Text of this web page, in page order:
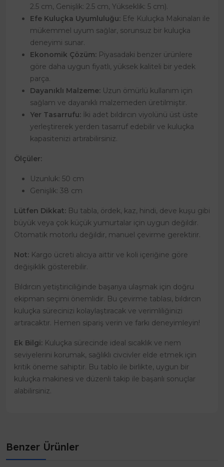
2.5 cm, Genişlik: 2.5 cm, Yükseklik: 5 cm).
Efe Kuluçka Uyumluluğu: Efe Kuluçka Makinaları ile
mükemmel uyum sağlar, sorunsuz bir kuluçka
deneyimi sunar.
Ekonomik Çözüm: Piyasadaki benzer ürünlere
göre daha uygun fiyatlı, yüksek kaliteli bir yedek
parça.
Dayanıklı Malzeme: Uzun ömürlü kullanım için
sağlam ve dayanıklı malzemeden üretilmiştir.
Yer Tasarrufu: İki adet bıldırcın viyolünü üst üste
yerleştirerek yerden tasarruf edebilir ve kuluçka
kapasitenizi artırabilirsiniz.
Ölçüler:
Uzunluk: 50 cm
Genişlik: 38 cm
Lütfen Dikkat: Bu tabla, ördek, kaz, hindi, deve kuşu gibi
büyük veya çok küçük yumurtalar için uygun değildir.
Otomatik motorlu değildir, manuel çevirme gerektirir.
Not: Kargo ücreti alıcıya aittir ve koli içeriğine göre
değişiklik gösterebilir.
Bıldırcın yetiştiriciliğinde başarıya ulaşmak için doğru
ekipman seçimi önemlidir. Bu çevirme tablası, bıldırcın
kuluçka sürecinizi kolaylaştıracak ve verimliliğinizi
artıracaktır. Hemen sipariş verin ve farkı deneyimleyin!
Ek Bilgi: Kuluçka sürecinde ideal sıcaklık ve nem
seviyelerini korumak, sağlıklı civcivler elde etmek için
kritik öneme sahiptir. Bu tablo ile birlikte, uygun bir
kuluçka makinesi ve düzenli takip ile başarılı sonuçlar
alabilirsiniz.
Benzer Ürünler